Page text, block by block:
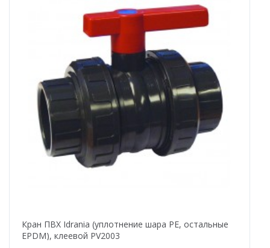
Кран ПВХ Idrania (уплотнение шара PE, остальные
EPDM), клеевой PV2003